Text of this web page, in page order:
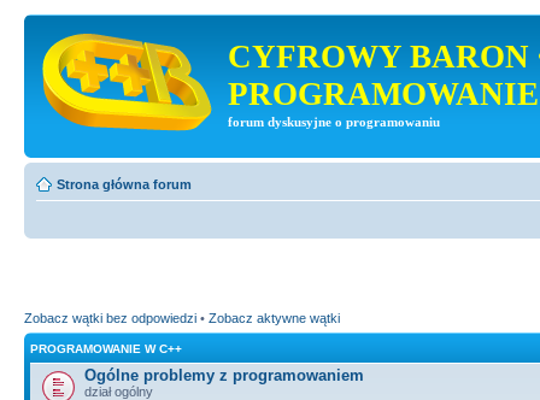
CYFROWY BARON
PROGRAMOWANIE
forum dyskusyjne o programowaniu
Strona główna forum
Zobacz wątki bez odpowiedzi • Zobacz aktywne wątki
PROGRAMOWANIE W C++
Ogólne problemy z programowaniem
dział ogólny